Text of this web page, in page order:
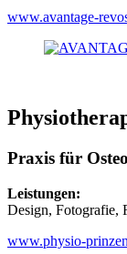
www.avantage-
Praxis für
Leistungen:
Design, Fotografie,
www.physio-